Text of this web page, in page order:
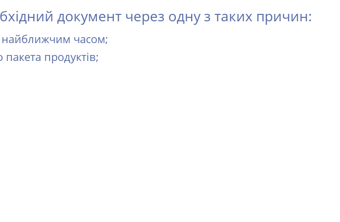
документ через одну з таких причин:
найближчим часом;
продуктів;